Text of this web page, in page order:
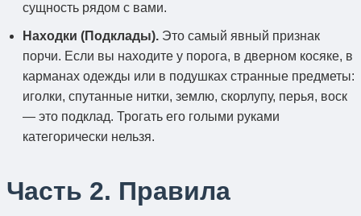
сущность рядом с вами.
Находки (Подклады). Это самый явный признак
порчи. Если вы находите у порога, в дверном косяке, в
карманах одежды или в подушках странные предметы:
иголки, спутанные нитки, землю, скорлупу, перья, воск
— это подклад. Трогать его голыми руками
категорически нельзя.
Часть 2. Правила